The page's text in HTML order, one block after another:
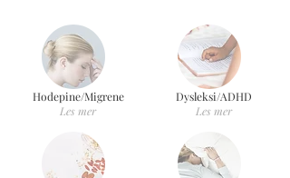
Hodepine/Migrene
Les mer
Dysleksi/ADHD
Les mer